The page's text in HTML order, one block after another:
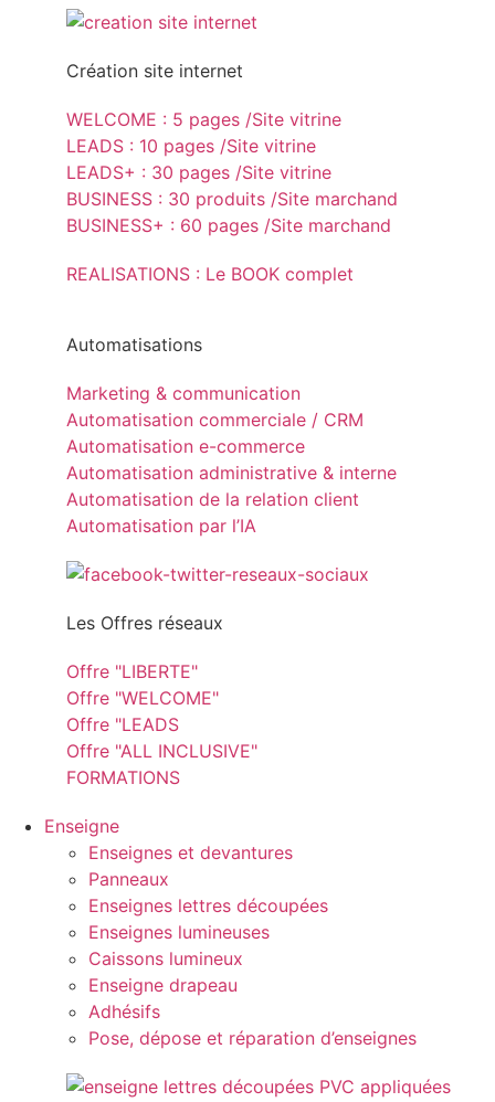
Création site internet
WELCOME : 5 pages /Site vitrine
LEADS : 10 pages /Site vitrine
LEADS+ : 30 pages /Site vitrine
BUSINESS : 30 produits /Site marchand
BUSINESS+ : 60 pages /Site marchand
REALISATIONS : Le BOOK complet
Automatisations
Marketing & communication
Automatisation commerciale / CRM
Automatisation e-commerce
Automatisation administrative & interne
Automatisation de la relation client
Automatisation par l’IA
Les Offres réseaux
Offre "LIBERTE"
Offre "WELCOME"
Offre "LEADS
Offre "ALL INCLUSIVE"
FORMATIONS
Enseigne
Enseignes et devantures
Panneaux
Enseignes lettres découpées
Enseignes lumineuses
Caissons lumineux
Enseigne drapeau
Adhésifs
Pose, dépose et réparation d’enseignes